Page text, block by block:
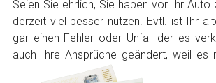
Telefon*
Email
Seien Sie ehrlich, Sie haben vor Ihr
derzeit viel besser nutzen. Evtl. ist Ihr
gar einen Fehler oder Unfall der es
auch Ihre Ansprüche geändert, weil